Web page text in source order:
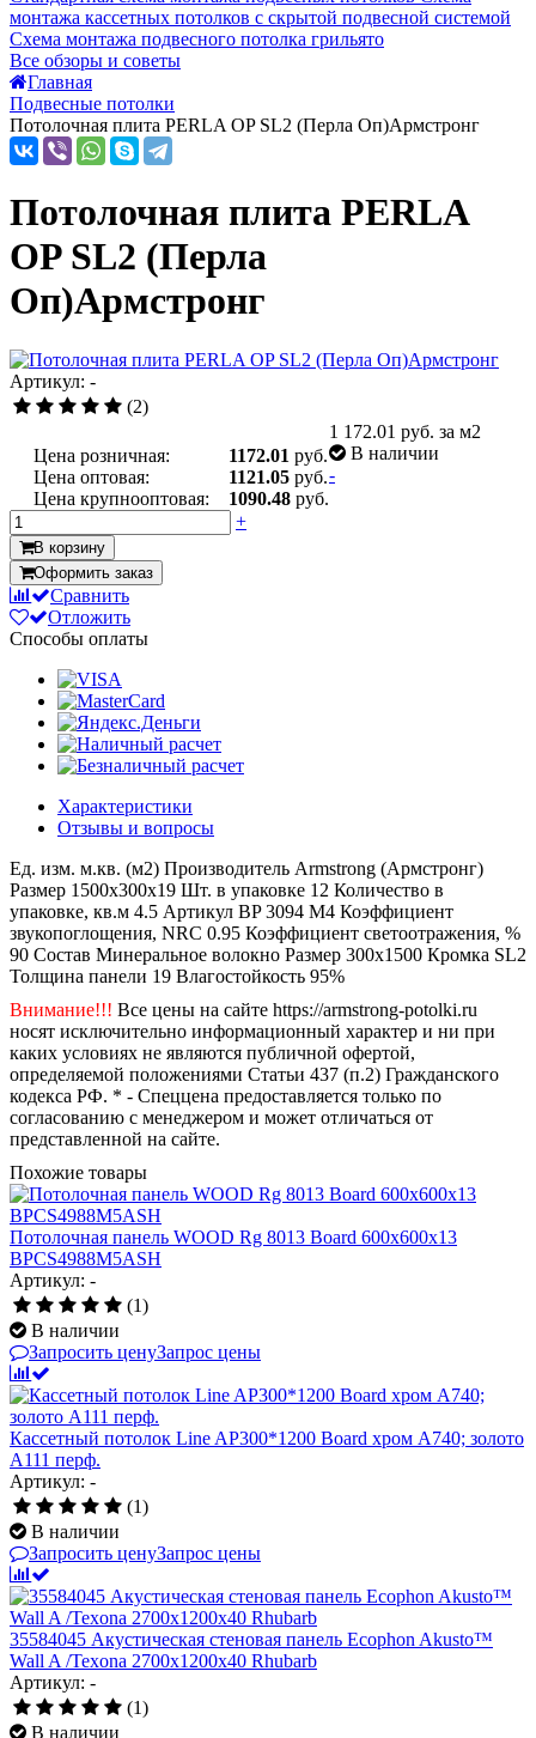
монтажа кассетных потолков с скрытой подвесной системой
Схема монтажа подвесного потолка грильято
Все обзоры и советы
Главная
Подвесные потолки
Потолочная плита PERLA OP SL2 (Перла Оп)Армстронг
Потолочная плита PERLA
OP SL2 (Перла
Оп)Армстронг
Артикул: -
(2)
Цена розничная: 1172.01 руб.
Цена оптовая:
1121.05 руб.
Цена крупнооптовая:
1090.48 руб.
1 172.01 руб. за м2
В наличии
-
+
В корзину
Оформить заказ
Сравнить
Отложить
Способы оплаты
Характеристики
Отзывы и вопросы
Ед. изм. м.кв. (м2) Производитель Armstrong (Армстронг)
Размер 1500x300x19 Шт. в упаковке 12 Количество в
упаковке, кв.м 4.5 Артикул BP 3094 M4 Коэффициент
звукопоглощения, NRC 0.95 Коэффициент светоотражения, %
90 Состав Минеральное волокно Размер 300x1500 Кромка SL2
Толщина панели 19 Влагостойкость 95%
Внимание!!! Все цены на сайте https://armstrong-potolki.ru
носят исключительно информационный характер и ни при
каких условиях не являются публичной офертой,
определяемой положениями Статьи 437 (п.2) Гражданского
кодекса РФ. * - Спеццена предоставляется только по
согласованию с менеджером и может отличаться от
представленной на сайте.
Похожие товары
Потолочная панель WOOD Rg 8013 Board 600x600x13
BPCS4988M5ASH
Артикул: -
(1)
В наличии
Запросить ценуЗапрос цены
Кассетный потолок Line AP300*1200 Board хром А740; золото
А111 перф.
Артикул: -
(1)
В наличии
Запросить ценуЗапрос цены
35584045 Акустическая стеновая панель Ecophon Akusto™
Wall A /Texona 2700x1200x40 Rhubarb
Артикул: -
(1)
В наличии